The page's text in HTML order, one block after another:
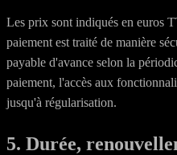
Les prix sont indiqués en euros
paiement est traité de manière
payable d'avance selon la
paiement, l'accès aux
jusqu'à régularisation.
5. Durée,